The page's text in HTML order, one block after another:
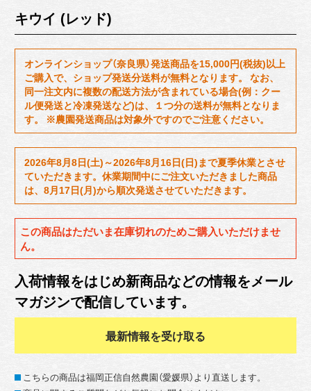
キウイ (レッド)
オンラインショップ（奈良県）発送商品を15,000円(税抜)以上
ご購入で、ショップ発送分送料が無料となります。 なお、
同一注文内に複数の配送方法が含まれている場合(例：クー
ル便発送と冷凍発送など)は、１つ分の送料が無料となりま
す。 ※農園発送商品は対象外ですのでご注意ください。
2026年8月8日(土)～2026年8月16日(日)まで夏季休業とさせ
ていただきます。休業期間中にご注文いただきました商品
は、8月17日(月)から順次発送させていただきます。
この商品はただいま在庫切れのためご購入いただけませ
ん。
入荷情報をはじめ新商品などの情報をメール
マガジンで配信しています。
最新情報を受け取る
こちらの商品は福岡正信自然農園（愛媛県）より直送します。